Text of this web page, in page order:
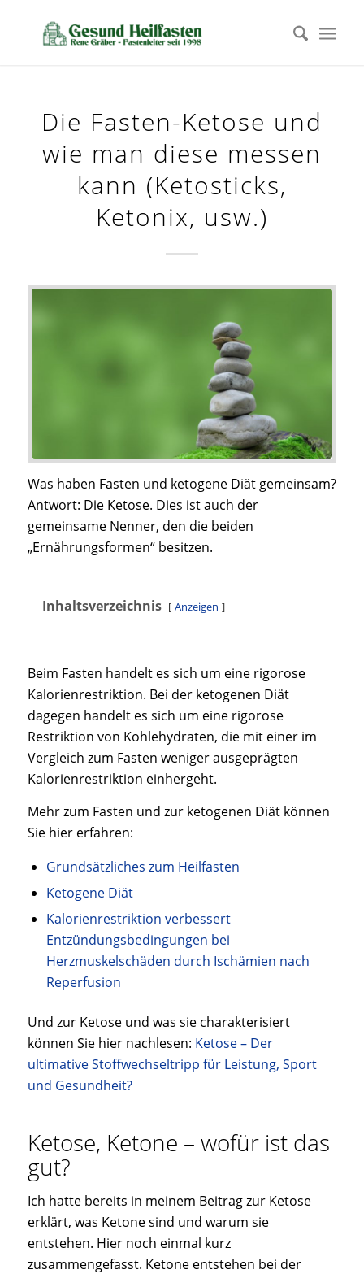
Die Fasten-Ketose und
wie man diese messen
kann (Ketosticks,
Ketonix, usw.)
Was haben Fasten und ketogene Diät gemeinsam?
Antwort: Die Ketose. Dies ist auch der
gemeinsame Nenner, den die beiden
„Ernährungsformen“ besitzen.
Inhaltsverzeichnis Anzeigen
Beim Fasten handelt es sich um eine rigorose
Kalorienrestriktion. Bei der ketogenen Diät
dagegen handelt es sich um eine rigorose
Restriktion von Kohlehydraten, die mit einer im
Vergleich zum Fasten weniger ausgeprägten
Kalorienrestriktion einhergeht.
Mehr zum Fasten und zur ketogenen Diät können
Sie hier erfahren:
Grundsätzliches zum Heilfasten
Ketogene Diät
Kalorienrestriktion verbessert
Entzündungsbedingungen bei
Herzmuskelschäden durch Ischämien nach
Reperfusion
Und zur Ketose und was sie charakterisiert
können Sie hier nachlesen: Ketose – Der
ultimative Stoffwechseltripp für Leistung, Sport
und Gesundheit?
Ketose, Ketone – wofür ist das
gut?
Ich hatte bereits in meinem Beitrag zur Ketose
erklärt, was Ketone sind und warum sie
entstehen. Hier noch einmal kurz
zusammengefasst. Ketone entstehen bei der